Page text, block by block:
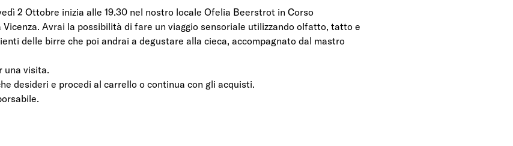
2 Ottobre inizia alle 19.30 nel nostro locale Ofelia Beerstrot in Corso
Vicenza. Avrai la possibilità di fare un viaggio sensoriale utilizzando olfatto, tatto e
delle birre che poi andrai a degustare alla cieca, accompagnato dal mastro
una visita.
desideri e procedi al carrello o continua con gli acquisti.